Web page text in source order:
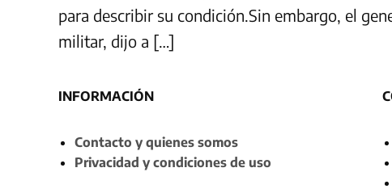
para describir su condición.Sin embargo, el
militar, dijo a […]
INFORMACIÓN
Contacto y quienes somos
Privacidad y condiciones de uso